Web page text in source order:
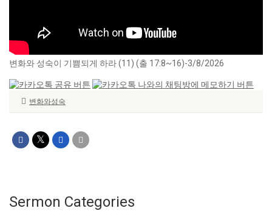
변화와 성숙이 기쁨되게 하라 (11) (출 17:8~16)-3/8/2026
변화와성숙
Sermon Categories